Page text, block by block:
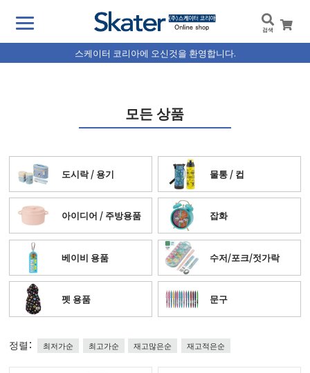
스케이터 코리아에 오신것을 환영합니다.
모든 상품
도시락 / 용기 물통 / 컵
아이디어 / 주방용품 잡화
베이비 용품 수저/포크/젓가락
펫 용품 문구
정렬： 최저가순 최고가순 재고많은순 재고적은순
검색